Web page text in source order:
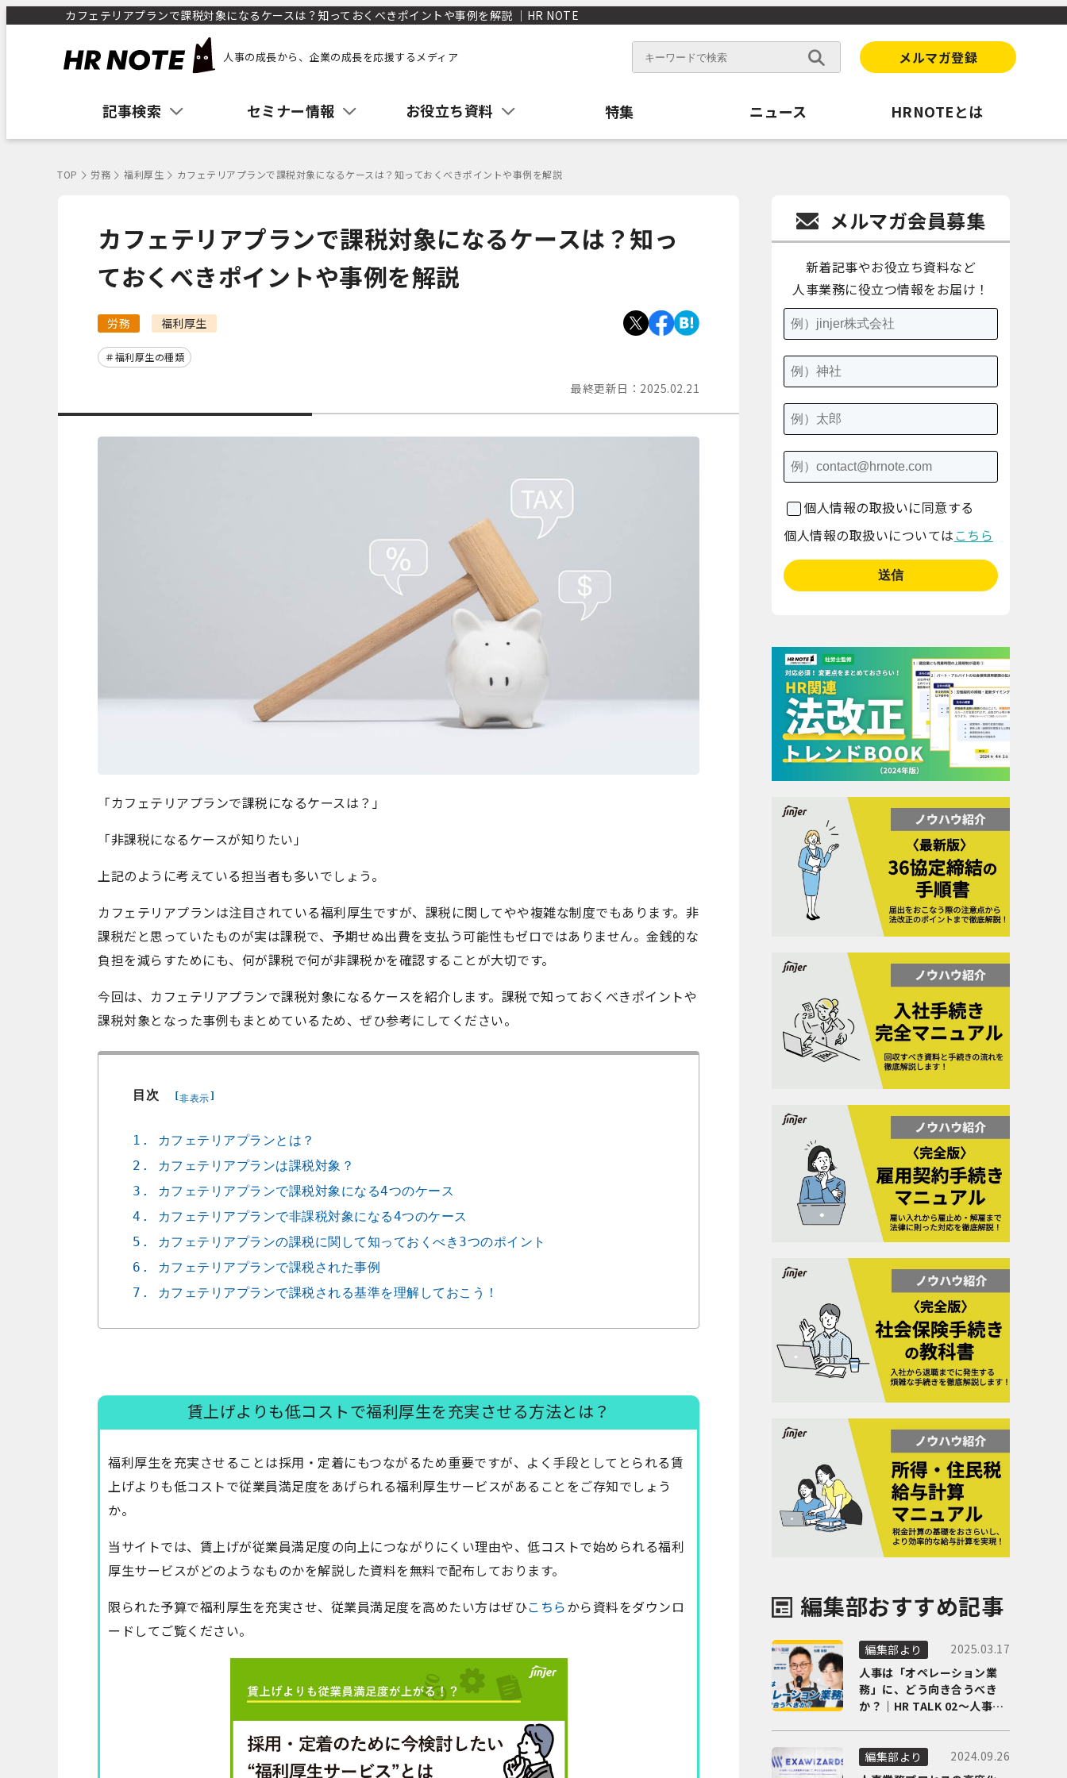
カフェテリアプランで課税対象になるケースは？知っておくべきポイントや事例を解説 ｜HR NOTE
人事の成長から、企業の成長を応援するメディア メルマガ登録
記事検索 セミナー情報 お役立ち資料 特集 ニュース HRNOTEとは
TOP 労務 福利厚生 カフェテリアプランで課税対象になるケースは？知っておくべきポイントや事例を解説
カフェテリアプランで課税対象になるケースは？知っ
ておくべきポイントや事例を解説
労務 福利厚生
福利厚生の種類
最終更新日： 2025.02.21
「カフェテリアプランで課税になるケースは？」
「非課税になるケースが知りたい」
上記のように考えている担当者も多いでしょう。
カフェテリアプランは注目されている福利厚生ですが、課税に関してやや複雑な制度でもあります。非
課税だと思っていたものが実は課税で、予期せぬ出費を支払う可能性もゼロではありません。金銭的な
負担を減らすためにも、何が課税で何が非課税かを確認することが大切です。
今回は、カフェテリアプランで課税対象になるケースを紹介します。課税で知っておくべきポイントや
課税対象となった事例もまとめているため、ぜひ参考にしてください。
目次 [非表示
1. カフェテリアプランとは？
2. カフェテリアプランは課税対象？
3. カフェテリアプランで課税対象になる4つのケース
4. カフェテリアプランで非課税対象になる4つのケース
5. カフェテリアプランの課税に関して知っておくべき3つのポイント
6. カフェテリアプランで課税された事例
7. カフェテリアプランで課税される基準を理解しておこう！
賃上げよりも低コストで福利厚生を充実させる方法とは？
福利厚生を充実させることは採用・定着にもつながるため重要ですが、よく手段としてとられる賃
上げよりも低コストで従業員満足度をあげられる福利厚生サービスがあることをご存知でしょう
か。
当サイトでは、賃上げが従業員満足度の向上につながりにくい理由や、低コストで始められる福利
厚生サービスがどのようなものかを解説した資料を無料で配布しております。
限られた予算で福利厚生を充実させ、従業員満足度を高めたい方はぜひこちらから資料をダウンロ
ードしてご覧ください。
メルマガ会員募集
新着記事やお役立ち資料など
人事業務に役立つ情報をお届け！
個人情報の取扱いに同意する
個人情報の取扱いについては こちら
編集部おすすめ記事
編集部より
2025.03.17
人事は「オペレーション業
務」に、どう向き合うべき
か？｜HR TALK 02～人事DX
編集部より
2024.09.26